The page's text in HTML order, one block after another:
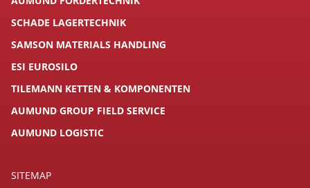
SCHADE LAGERTECHNIK
SAMSON MATERIALS HANDLING
ESI EUROSILO
TILEMANN KETTEN & KOMPONENTEN
AUMUND GROUP FIELD SERVICE
AUMUND LOGISTIC
SITEMAP